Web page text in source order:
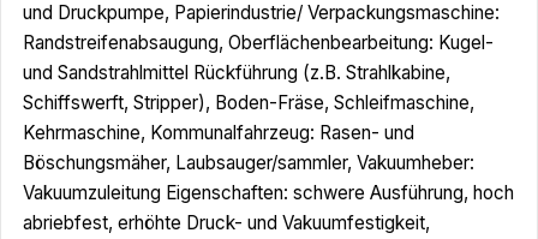
und Druckpumpe, Papierindustrie/ Verpackungsmaschine:
Randstreifenabsaugung, Oberflächenbearbeitung: Kugel-
und Sandstrahlmittel Rückführung (z.B. Strahlkabine,
Schiffswerft, Stripper), Boden-Fräse, Schleifmaschine,
Kehrmaschine, Kommunalfahrzeug: Rasen- und
Böschungsmäher, Laubsauger/sammler, Vakuumheber:
Vakuumzuleitung Eigenschaften: schwere Ausführung, hoch
abriebfest, erhöhte Druck- und Vakuumfestigkeit,